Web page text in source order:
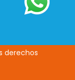
derechos